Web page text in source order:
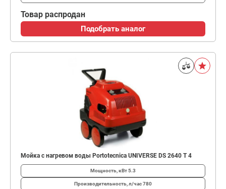
Товар распродан
Подобрать аналог
Мойка с нагревом воды Portotecnica UNIVERSE DS 2640 T 4
Мощность, кВт5.3
Производительность, л/час780